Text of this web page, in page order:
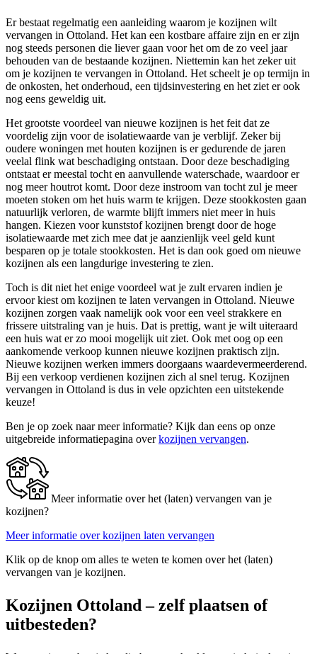
Er bestaat regelmatig een aanleiding waarom je kozijnen wilt
vervangen in Ottoland. Het kan een kostbare affaire zijn en er zijn
nog steeds personen die liever gaan voor het om de zo veel jaar
behouden van de bestaande kozijnen. Niettemin kan het zeker uit
om je kozijnen te vervangen in Ottoland. Het scheelt je op termijn in
de onkosten, het onderhoud, een tijdsinvestering en het ziet er ook
nog eens geweldig uit.
Het grootste voordeel van nieuwe kozijnen is het feit dat ze
voordelig zijn voor de isolatiewaarde van je verblijf. Zeker bij
oudere woningen met houten kozijnen is er gedurende de jaren
veelal flink wat beschadiging ontstaan. Door deze beschadiging
ontstaat er meestal tocht en aanvullende waterschade, waardoor er
nog meer houtrot komt. Door deze instroom van tocht zul je meer
moeten stoken om het huis warm te krijgen. Deze stookkosten gaan
natuurlijk verloren, de warmte blijft immers niet meer in huis
hangen. Kiezen voor kunststof kozijnen brengt door de hoge
isolatiewaarde met zich mee dat je aanzienlijk veel geld kunt
besparen op je totale stookkosten. Het is dan ook goed om nieuwe
kozijnen als een langdurige investering te zien.
Toch is dit niet het enige voordeel wat je zult ervaren indien je
ervoor kiest om kozijnen te laten vervangen in Ottoland. Nieuwe
kozijnen zorgen vaak namelijk ook voor een veel strakkere en
frissere uitstraling van je huis. Dat is prettig, want je wilt uiteraard
een huis wat er zo mooi mogelijk uit ziet. Ook met oog op een
aankomende verkoop kunnen nieuwe kozijnen praktisch zijn.
Nieuwe kozijnen werken immers doorgaans waardevermeerderend.
Bij een verkoop verdienen kozijnen zich al snel terug. Kozijnen
vervangen in Ottoland is dus in vele opzichten een uitstekende
keuze!
Ben je op zoek naar meer informatie? Kijk dan eens op onze
uitgebreide informatiepagina overkozijnen vervangen.
Meer informatie over het (laten) vervangen van je
kozijnen?
Meer informatie over kozijnen laten vervangen
Klik op de knop om alles te weten te komen over het (laten)
vervangen van je kozijnen.
Kozijnen Ottoland – zelf plaatsen of
uitbesteden?